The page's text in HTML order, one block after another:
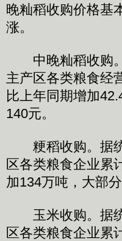
晚籼稻收购价格基
涨。
中晚籼稻收购。
主产区各类粮食经
比上年同期增加
140元。
粳稻收购。据统
区各类粮食企业累
加134万吨，大部
玉米收购。据统
区各类粮食企业累